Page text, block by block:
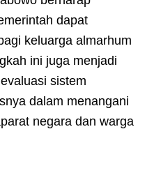
dapat
keluarga almarhum
ini juga menjadi
sistem
dalam menangani
negara dan warga